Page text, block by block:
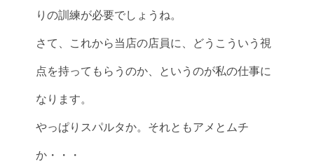
りの訓練が必要でしょうね。
さて、これから当店の店員に、どうこういう視
点を持ってもらうのか、というのが私の仕事に
なります。
やっぱりスパルタか。それともアメとムチ
か・・・